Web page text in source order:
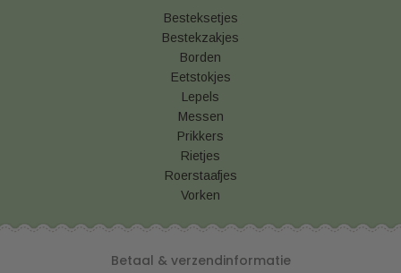
Besteksetjes
Bestekzakjes
Borden
Eetstokjes
Lepels
Messen
Prikkers
Rietjes
Roerstaafjes
Vorken
Betaal & verzendinformatie